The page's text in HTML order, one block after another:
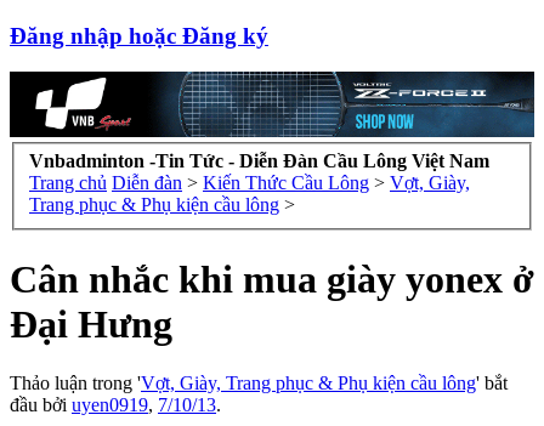
Đăng nhập hoặc Đăng ký
Vnbadminton -Tin Tức - Diễn Đàn Cầu Lông Việt Nam
Trang chủ Diễn đàn > Kiến Thức Cầu Lông > Vợt, Giày,
Trang phục & Phụ kiện cầu lông >
Cân nhắc khi mua giày yonex ở
Đại Hưng
Thảo luận trong 'Vợt, Giày, Trang phục & Phụ kiện cầu lông' bắt
đầu bởi uyen0919, 7/10/13.